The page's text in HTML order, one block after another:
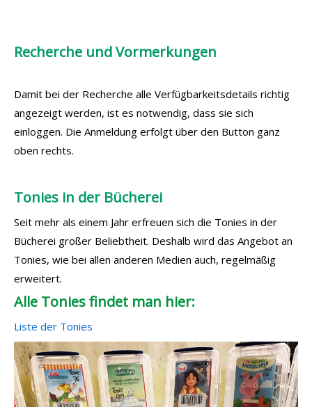
Recherche und Vormerkungen
Damit bei der Recherche alle Verfügbarkeitsdetails richtig
angezeigt werden, ist es notwendig, dass sie sich
einloggen. Die Anmeldung erfolgt über den Button ganz
oben rechts.
Tonies in der Bücherei
Seit mehr als einem Jahr erfreuen sich die Tonies in der
Bücherei großer Beliebtheit. Deshalb wird das Angebot an
Tonies, wie bei allen anderen Medien auch, regelmäßig
erweitert.
Alle Tonies findet man hier:
Liste der Tonies